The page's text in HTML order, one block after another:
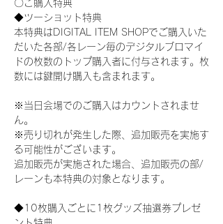
〇ご購入特典
◆ツーショット特典
本特典はDIGITAL ITEM SHOPでご購入いた
だいた各部/各レーン毎のデジタルブロマイ
ドの枚数のトップ購入者に付与されます。枚
数には鍵開け購入も含まれます。
※当日会場でのご購入はカウントされませ
ん。
※売り切れが発生した際、追加販売を実施す
る可能性がございます。
追加販売が実施された場合、追加販売の部/
レーンも本特典の対象となります。
◆10枚購入ごとに1枚グッズ抽選券プレゼ